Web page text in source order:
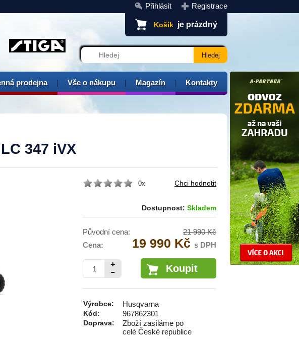
Přihlásit Registrace
prodejna Vše o nákupu Magazín Kontakty
Košík je prázdný
347 iVX
0x
Dostupnost: Skladem
Původní cena:
21 990 Kč
Cena:
19 990 Kč s DPH
Koupit
Výrobce: Husqvarna
Kód: 967862301
Doprava:
Zboží zasíláme po
celé České republice